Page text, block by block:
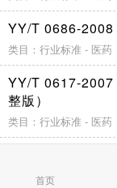
YY/T 0686-2008
类目：行业标准 - 医药
YY/T 0617-2007
整版）
类目：行业标准 - 医药
YY 0668-2008/
2-49部分:多参
首页